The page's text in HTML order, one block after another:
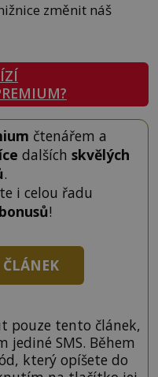
změnit náš
čtenářem a
dalších skvělých
.
i celou řadu
!
pouze tento článek,
SMS. Během
který opíšete do